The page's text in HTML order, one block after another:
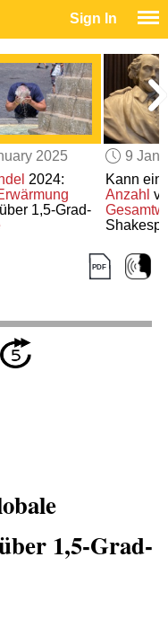
Sign In
2025
2024:
1,5-Grad-
9
Kann
Anzahl
1,5-Grad-